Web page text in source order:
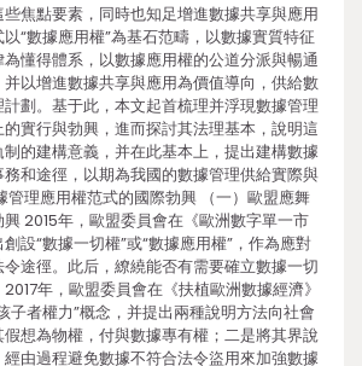
焦點要素，同時也知足增進數據共享與應用
“數據應用權”為基石范疇，以數據實質特征
懂得體系，以數據應用權的公道分派與暢通
以增進數據共享與應用為價值導向，供給數
劃。基于此，本文起首梳理并浮現數據管理
實行與勃興，進而探討其法理基本，說明這
的建構意義，并在此基本上，提出建構數據
和途徑，以期為我國的數據管理供給實際與
管理應用權范式的國際勃興 （一）歐盟應舞
2015年，歐盟委員會在《歐洲數字單一市
設“數據一切權”或“數據應用權”，作為應對
途徑。此后，繚繞能否有需要確立數據一切
年，歐盟委員會在《扶植歐洲數據經濟》
子者權力”概念，并提出兩種說明方法向社會
想為物權，付與數據專有權；二是將其界說
由過程避免數據不符合法令盜用來加強數據